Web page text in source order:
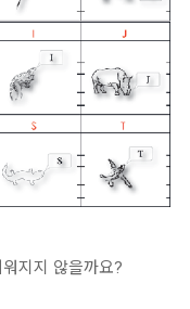
지지 않을까요?